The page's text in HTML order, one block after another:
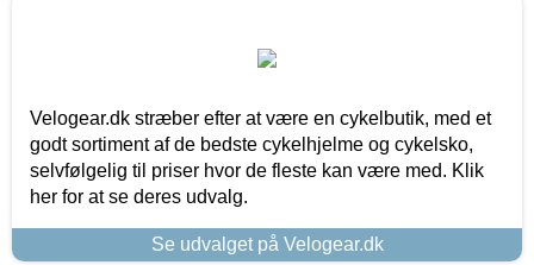
Velogear.dk stræber efter at være en cykelbutik, med et
godt sortiment af de bedste cykelhjelme og cykelsko,
selvfølgelig til priser hvor de fleste kan være med. Klik
her for at se deres udvalg.
Se udvalget på Velogear.dk